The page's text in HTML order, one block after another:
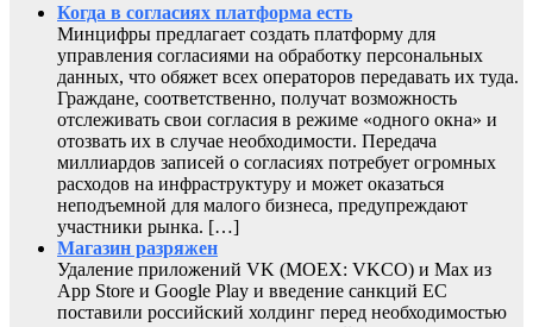
Когда в согласиях платформа есть
Минцифры предлагает создать платформу для
управления согласиями на обработку персональных
данных, что обяжет всех операторов передавать их туда.
Граждане, соответственно, получат возможность
отслеживать свои согласия в режиме «одного окна» и
отозвать их в случае необходимости. Передача
миллиардов записей о согласиях потребует огромных
расходов на инфраструктуру и может оказаться
неподъемной для малого бизнеса, предупреждают
участники рынка. […]
Магазин разряжен
Удаление приложений VK (MOEX: VKCO) и Max из
App Store и Google Play и введение санкций ЕС
поставили российский холдинг перед необходимостью